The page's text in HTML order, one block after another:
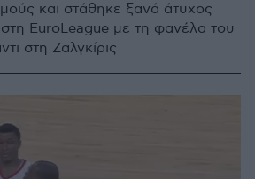
και στάθηκε ξανά άτυχος
EuroLeague με τη φανέλα του
στη Ζαλγκίρις